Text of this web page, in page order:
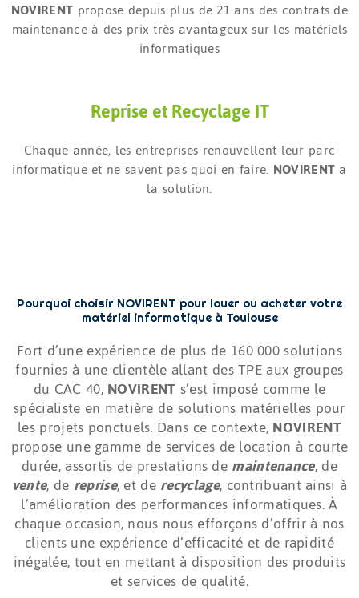
NOVIRENT propose depuis plus de 21 ans des contrats de
maintenance à des prix très avantageux sur les matériels
informatiques
Reprise et Recyclage IT
Chaque année, les entreprises renouvellent leur parc
informatique et ne savent pas quoi en faire. NOVIRENTa
la solution.
Pourquoi choisir NOVIRENT pour louer ou acheter votre
matériel informatique à Toulouse
Fort d’une expérience de plus de 160 000 solutions
fournies à une clientèle allant des TPE aux groupes
du CAC 40,NOVIRENTs’est imposé comme le
spécialiste en matière de solutions matérielles pour
les projets ponctuels. Dans ce contexte,NOVIRENT
propose une gamme de services de location à courte
durée, assortis de prestations demaintenance, de
vente, de reprise, et derecyclage, contribuant ainsi à
l’amélioration des performances informatiques. À
chaque occasion, nous nous efforçons d’offrir à nos
clients une expérience d’efficacité et de rapidité
inégalée, tout en mettant à disposition des produits
et services de qualité.